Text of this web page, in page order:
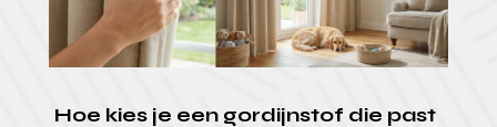
Hoe kies je een gordijnstof die past